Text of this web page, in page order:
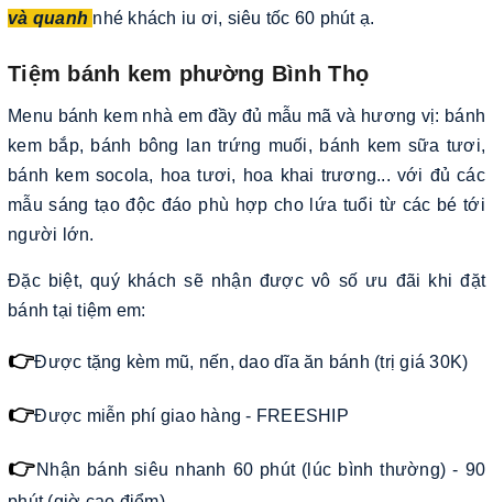
và quanh nhé khách iu ơi, siêu tốc 60 phút ạ.
Tiệm bánh kem phường Bình Thọ
Menu bánh kem nhà em đầy đủ mẫu mã và hương vị: bánh
kem bắp, bánh bông lan trứng muối, bánh kem sữa tươi,
bánh kem socola, hoa tươi, hoa khai trương... với đủ các
mẫu sáng tạo độc đáo phù hợp cho lứa tuổi từ các bé tới
người lớn.
Đặc biệt, quý khách sẽ nhận được vô số ưu đãi khi đặt
bánh tại tiệm em:
👉Được tặng kèm mũ, nến, dao dĩa ăn bánh (trị giá 30K)
👉Được miễn phí giao hàng - FREESHIP
👉Nhận bánh siêu nhanh 60 phút (lúc bình thường) - 90